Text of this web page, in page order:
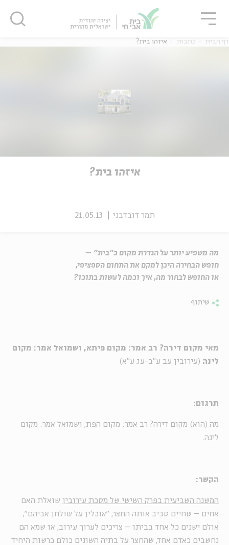
אנגלית
דף הבית כתבות איזהו בית?
איזהו בית?
תמר דובדבני 21.05.13
מה משפיע יותר על הגדרת מקום כ"בית" –
חופש הבחירה היכן למקם את התחום הספציפי,
או החופש לבחור מה, איך וכמה לעשות בתוכו?
שיתוף
מאי מקום דירה? רב אמר: מקום פיתא, ושמואל אמר: מקום
לינה (עירובין עב ע"ב-עג ע"א)
תרגום:
מה (הוא) מקום דירה? רב אמר: מקום הפת, ושמואל אמר: מקום
לינה.
הקשר:
המשנה השביעית בפרק השישי של מסכת עירובין שואלת האם
אחים – שחיים סביב אותה החצר, "אוכלין על שולחן אביהם",
אולם ישנים כל אחד בביתו – צריכים לערוך עירוב, או שמא הם
נחשבים כאדם אחד, שהחצר על בתיה השונים כולם כרשות היחיד
סגור